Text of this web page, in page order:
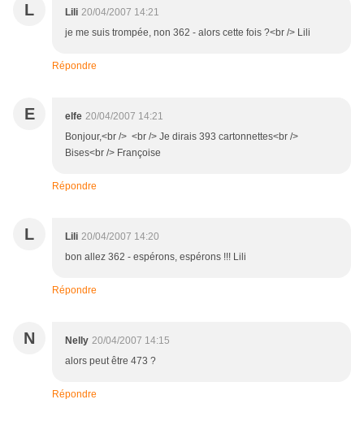
L Lili 20/04/2007 14:21
je me suis trompée, non 362 - alors cette fois ?<br /> Lili
Répondre
E elfe 20/04/2007 14:21
Bonjour,<br /> <br /> Je dirais 393 cartonnettes<br />
Bises<br /> Françoise
Répondre
L Lili 20/04/2007 14:20
bon allez 362 - espérons, espérons !!! Lili
Répondre
N Nelly 20/04/2007 14:15
alors peut être 473 ?
Répondre